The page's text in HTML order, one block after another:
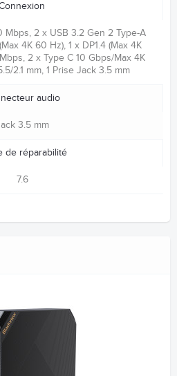
Mbps, 2 x USB 3.2 Gen 2 Type-A
4K 60 Hz), 1 x DP1.4 (Max 4K
2 x Type C 10 Gbps/Max 4K
2.1 mm, 1 Prise Jack 3.5 mm
audio
3.5 mm
de réparabilité
7.6